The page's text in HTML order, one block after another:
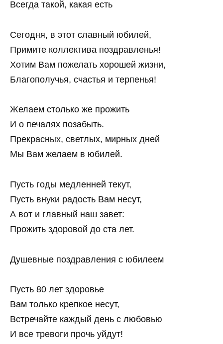
Всегда такой, какая есть
Сегодня, в этот славный юбилей,
Примите коллектива поздравленья!
Хотим Вам пожелать хорошей жизни,
Благополучья, счастья и терпенья!
Желаем столько же прожить
И о печалях позабыть.
Прекрасных, светлых, мирных дней
Мы Вам желаем в юбилей.
Пусть годы медленней текут,
Пусть внуки радость Вам несут,
А вот и главный наш завет:
Прожить здоровой до ста лет.
Душевные поздравления с юбилеем
Пусть 80 лет здоровье
Вам только крепкое несут,
Встречайте каждый день с любовью
И все тревоги прочь уйдут!